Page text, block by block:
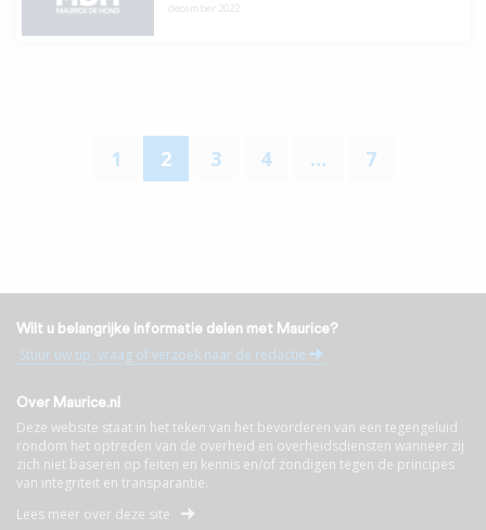
december 2022
1 2 3 4 … 7
Wilt u belangrijke informatie delen met Maurice?
Stuur uw tip, vraag of verzoek naar de redactie
Over Maurice.nl
Deze website staat in het teken van het bevorderen van een tegengeluid
rondom het optreden van de overheid en overheidsdiensten wanneer zij
zich niet baseren op feiten en kennis en/of zondigen tegen de principes
van integriteit en transparantie.
Lees meer over deze site